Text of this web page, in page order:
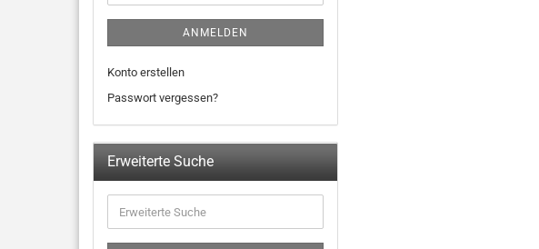
ANMELDEN
Konto erstellen
Passwort vergessen?
Erweiterte Suche